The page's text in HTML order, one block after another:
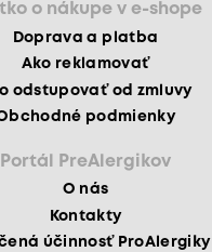
o nákupe v e-shope
Doprava a platba
Ako reklamovať
odstupovať od zmluvy
podmienky
Portál PreAlergikov
O nás
Kontakty
účinnosť ProAlergiky